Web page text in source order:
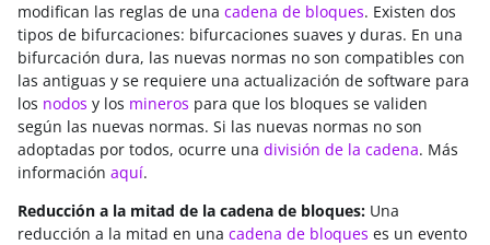
modifican las reglas de una cadena de bloques. Existen dos
tipos de bifurcaciones: bifurcaciones suaves y duras. En una
bifurcación dura, las nuevas normas no son compatibles con
las antiguas y se requiere una actualización de software para
los nodos y los mineros para que los bloques se validen
según las nuevas normas. Si las nuevas normas no son
adoptadas por todos, ocurre una división de la cadena. Más
información aquí.
Reducción a la mitad de la cadena de bloques: Una
reducción a la mitad en una cadena de bloques es un evento